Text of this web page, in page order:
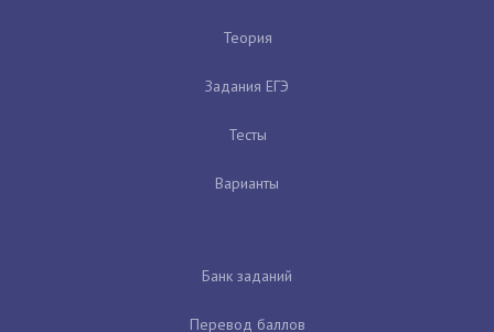
Теория
Задания ЕГЭ
Тесты
Варианты
Банк заданий
Перевод баллов